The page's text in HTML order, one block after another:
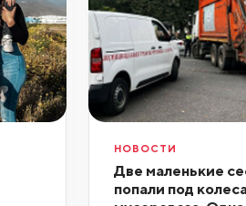
НОВОСТИ
Две маленькие
попали под